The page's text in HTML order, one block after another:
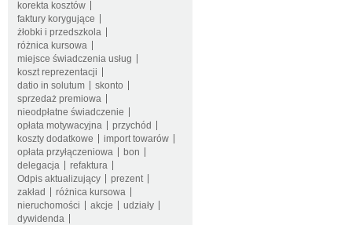
korekta kosztów
faktury korygujące
żłobki i przedszkola
różnica kursowa
miejsce świadczenia usług
koszt reprezentacji
datio in solutum
skonto
sprzedaż premiowa
nieodpłatne świadczenie
opłata motywacyjna
przychód
koszty dodatkowe
import towarów
opłata przyłączeniowa
bon
delegacja
refaktura
Odpis aktualizujący
prezent
zakład
różnica kursowa
nieruchomości
akcje
udziały
dywidenda